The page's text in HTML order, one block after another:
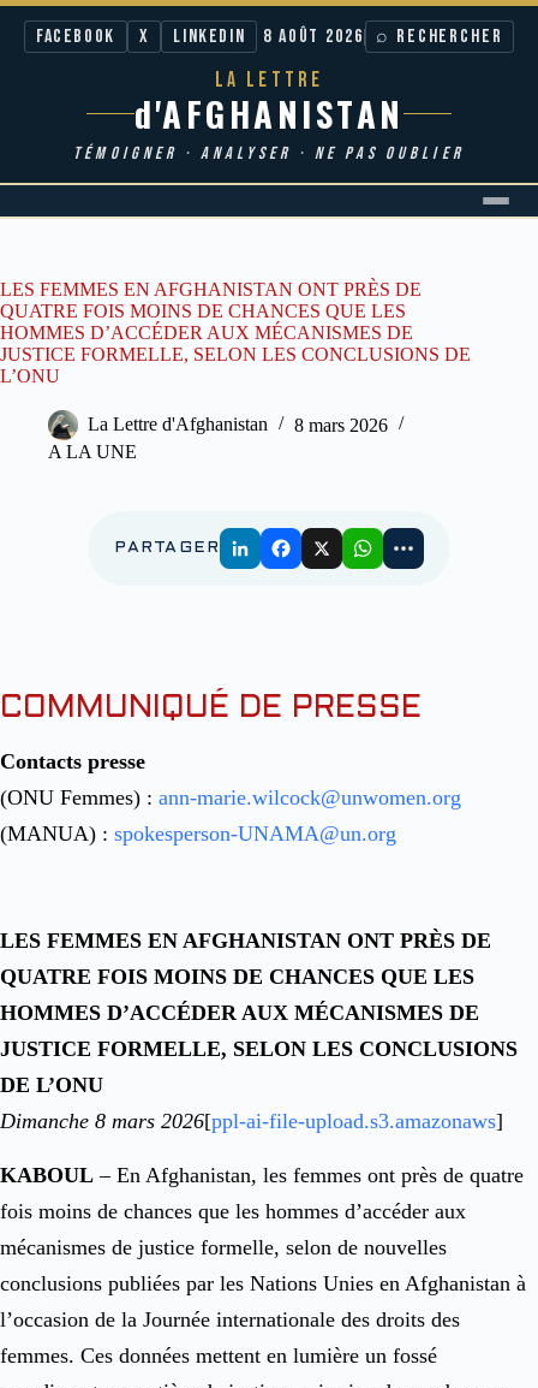
Facebook X LinkedIn 8 AOÛT 2026 ⌕ RECHERCHER
LA LETTRE
d'AFGHANISTAN
TÉMOIGNER · ANALYSER · NE PAS OUBLIER
LES FEMMES EN AFGHANISTAN ONT PRÈS DE
QUATRE FOIS MOINS DE CHANCES QUE LES
HOMMES D’ACCÉDER AUX MÉCANISMES DE
JUSTICE FORMELLE, SELON LES CONCLUSIONS DE
L’ONU
La Lettre d'Afghanistan
8 mars 2026
A LA UNE
PARTAGER
COMMUNIQUÉ DE PRESSE
Contacts presse
(ONU Femmes) : ann-marie.wilcock@unwomen.org
(MANUA) : spokesperson-UNAMA@un.org
LES FEMMES EN AFGHANISTAN ONT PRÈS DE
QUATRE FOIS MOINS DE CHANCES QUE LES
HOMMES D’ACCÉDER AUX MÉCANISMES DE
JUSTICE FORMELLE, SELON LES CONCLUSIONS
DE L’ONU
Dimanche 8 mars 2026[ppl-ai-file-upload.s3.amazonaws]​
KABOUL – En Afghanistan, les femmes ont près de quatre
fois moins de chances que les hommes d’accéder aux
mécanismes de justice formelle, selon de nouvelles
conclusions publiées par les Nations Unies en Afghanistan à
l’occasion de la Journée internationale des droits des
femmes. Ces données mettent en lumière un fossé